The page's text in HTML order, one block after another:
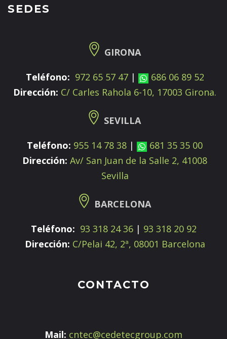
SEDES
GIRONA
Teléfono: 972 65 57 47 |
686 06 89 52
Dirección: C/ Carles Rahola 6-10, 17003 Girona.
SEVILLA
Teléfono: 955 14 78 38 |
681 35 35 00
Dirección: Av/ San Juan de la Salle 2, 41008
Sevilla
BARCELONA
Teléfono: 93 318 24 36| 93 318 20 92
Dirección: C/Pelai 42, 2ª, 08001 Barcelona
CONTACTO
Mail: cntec@cedetecgroup.com